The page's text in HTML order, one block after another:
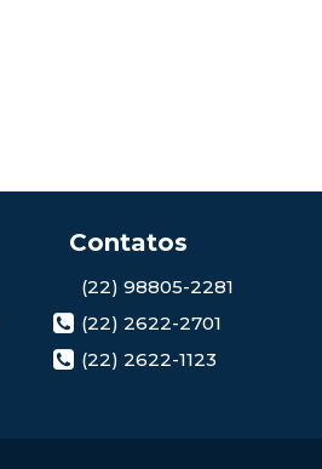
(22) 98805-2281
(22) 2622-2701
(22) 2622-1123